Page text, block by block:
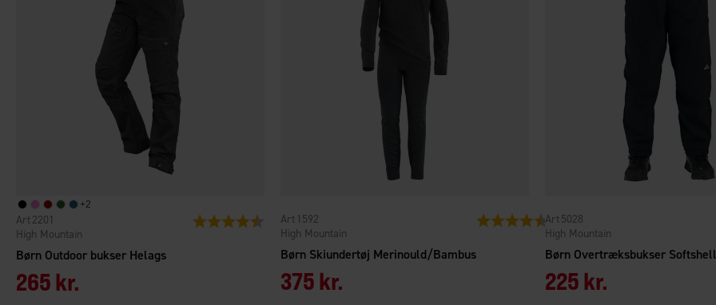
+2
Børn Outdoor bukser Helags
High Mountain
2201
265 kr.
Vurdering: 4.6 ud af 5 stjerner
Børn Skiundertøj Merinould/Bambus
High Mountain
1592
375 kr.
Vurdering: 4.5 ud af 5 stjerner
Børn Overtræksbukser Softshell
High Mountain
5028
225 kr.